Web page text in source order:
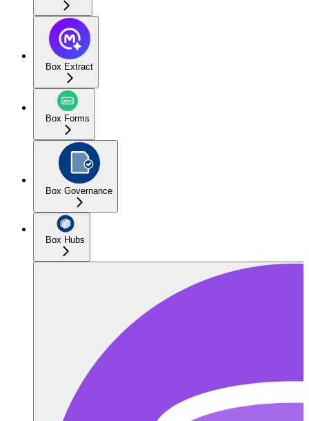
Box Extract
Box Forms
Box Governance
Box Hubs